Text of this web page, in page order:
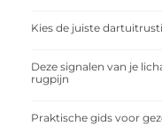
Kies de juiste
Deze signalen van je
rugpijn
Praktische gids voor